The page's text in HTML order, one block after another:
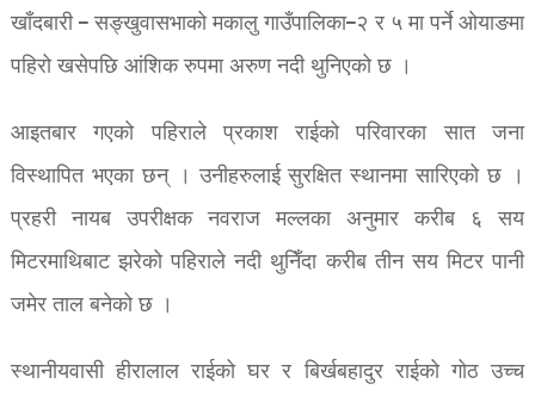
खाँदबारी – सङ्खुवासभाको मकालु गाउँपालिका–२ र ५ मा पर्ने ओयाङमा
पहिरो खसेपछि आंशिक रुपमा अरुण नदी थुनिएको छ ।
आइतबार गएको पहिराले प्रकाश राईको परिवारका सात जना
विस्थापित भएका छन् । उनीहरुलाई सुरक्षित स्थानमा सारिएको छ ।
प्रहरी नायब उपरीक्षक नवराज मल्लका अनुमार करीब ६ सय
मिटरमाथिबाट झरेको पहिराले नदी थुनिँदा करीब तीन सय मिटर पानी
जमेर ताल बनेको छ ।
स्थानीयवासी हीरालाल राईको घर र बिर्खबहादुर राईको गोठ उच्च